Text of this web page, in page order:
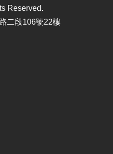
Reserved.
二段106號22樓